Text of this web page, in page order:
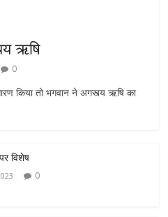
ऋषि
0
किया तो भगवान ने अगस्त्य ऋषि का
विशेष
0